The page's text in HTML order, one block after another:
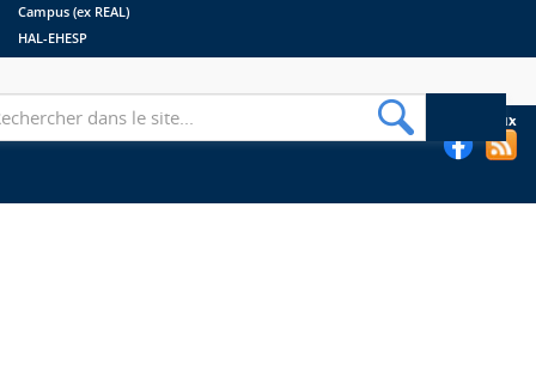
Campus (ex REAL)
HAL-EHESP
Suivez les bibliothèques de l'EHESP sur les réseaux sociaux